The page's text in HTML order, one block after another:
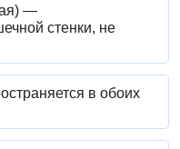
—
стенки, не
в обоих